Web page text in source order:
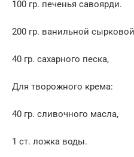
100 гр. печенья савоярди.
200 гр. ванильной
40 гр. сахарного песка,
Для творожного крема:
40 гр. сливочного масла,
1 ст. ложка воды.